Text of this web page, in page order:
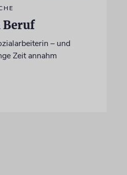
Beruf
– und
Zeit annahm